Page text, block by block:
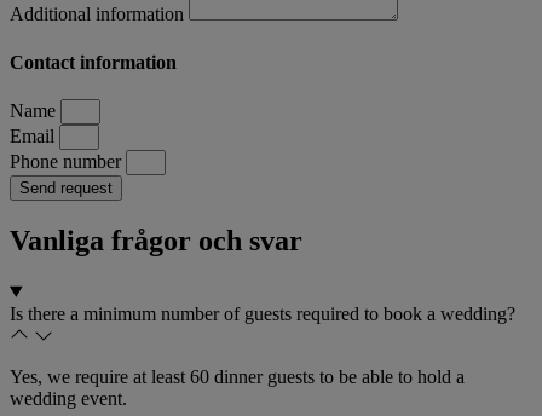
Additional information
Contact information
Name
Email
Phone number
Send request
Vanliga frågor och svar
Is there a minimum number of guests required to book a wedding?
Yes, we require at least 60 dinner guests to be able to hold a
wedding event.